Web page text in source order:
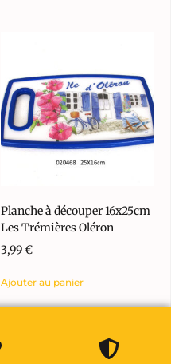
Planche à découper 16x25cm
Les Trémières Oléron
3,99€
Ajouter au panier